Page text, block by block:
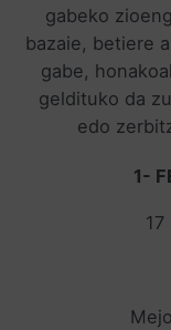
gabeko
bazaie, betiere
gabe,
geldituko da
edo
1-